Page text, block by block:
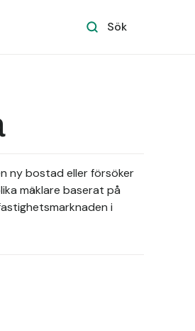
Sök
ny bostad eller försöker
mäklare baserat på
i